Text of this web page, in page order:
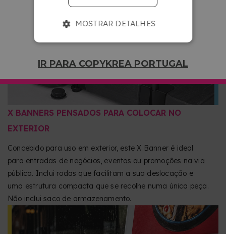
IR PARA COPYKREA PORTUGAL
resistência e durabilidade, mantendo o display firme e
X BANNERS PENSADOS PARA COLOCAR NO
EXTERIOR
Concebido para uso em exterior, este X Banner é ideal
para entradas de negócios, eventos ou promoções na via
pública. Inclui rodas que facilitam a sua deslocação e
uma estrutura compacta que se recolhe numa única peça.
Não inclui saco de armazenamento.
MOSTRAR DETALHES